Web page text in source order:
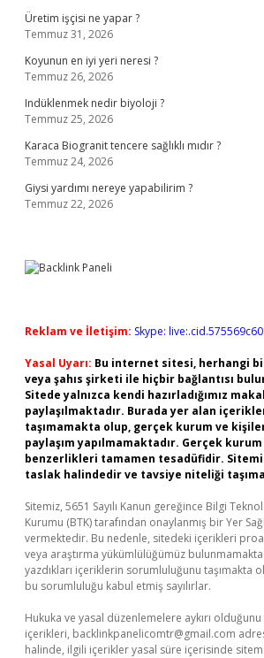
Üretim işçisi ne yapar ?
Temmuz 31, 2026
Koyunun en iyi yeri neresi ?
Temmuz 26, 2026
Indüklenmek nedir biyoloji ?
Temmuz 25, 2026
Karaca Biogranit tencere sağlıklı mıdır ?
Temmuz 24, 2026
Giysi yardımı nereye yapabilirim ?
Temmuz 22, 2026
Reklam ve İletişim: Skype:
Yasal Uyarı: Bu internet sitesi, herhangi
veya şahıs şirketi ile hiçbir bağlantısı
Sitede yalnızca kendi hazırladığımız
paylaşılmaktadır. Burada yer alan
taşımamakta olup, gerçek kurum ve
paylaşım yapılmamaktadır. Gerçek
benzerlikleri tamamen tesadüfidir.
taslak halindedir ve tavsiye niteliği
Sitemiz, 5651 Sayılı Kanun gereğince Bilgi
Kurumu (BTK) tarafından onaylanmış bir Yer
vermektedir. Bu nedenle, sitedeki içerikleri
veya araştırma yükümlülüğümüz
yazdıkları içeriklerin sorumluluğunu taşımakta
bu sorumluluğu kabul etmiş sayılırlar.
Hukuka ve yasal düzenlemelere aykırı
içerikleri, backlinkpanelicomtr@gmail.com
halinde, ilgili içerikler yasal süre içerisinde